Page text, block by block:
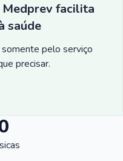
Medprev facilita
saúde
pelo serviço
precisar.